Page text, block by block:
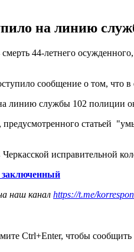
на линию
44-летнего
сообщение о том, что
линию службы 102 полиции
статьей
Черкасской исправительной
заключенный
наш канал https://t.me/
Ctrl+Enter, чтобы сообщить